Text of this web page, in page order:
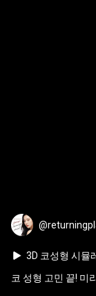
3D 코성형 시뮬
코 성형 고민 끝! 미